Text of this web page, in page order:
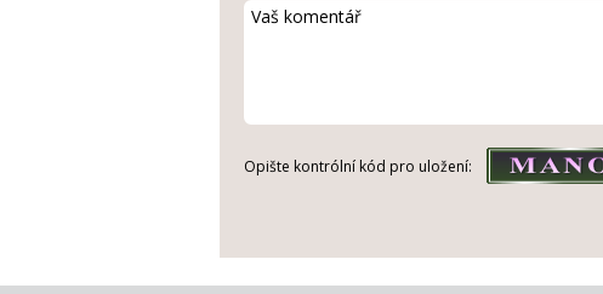
Opište kontrólní kód pro uložení: